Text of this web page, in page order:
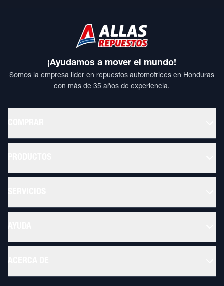
¡Ayudamos a mover el mundo!
Somos la empresa líder en repuestos automotrices en Honduras
con más de 35 años de experiencia.